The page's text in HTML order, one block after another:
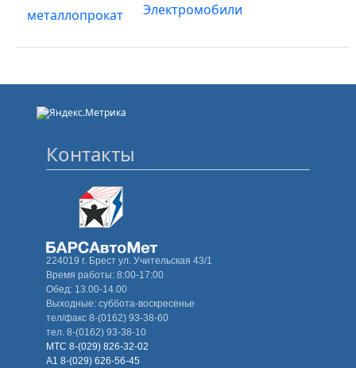
металлопрокат
Электромобили
Контакты
224019 г. Брест ул. Учительская 43/1
Время работы: 8:00-17:00
Обед: 13.00-14.00
Выходные: суббота-воскресенье
тел/факс 8-(0162) 93-38-60
тел. 8-(0162) 93-38-10
МТС 8-(029) 826-32-02
А1 8-(029) 626-56-45